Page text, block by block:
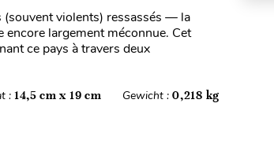
(souvent violents) ressassés — la
largement méconnue. Cet
ce pays à travers deux
: 14,5 cm x 19 cm Gewicht :0,218 kg